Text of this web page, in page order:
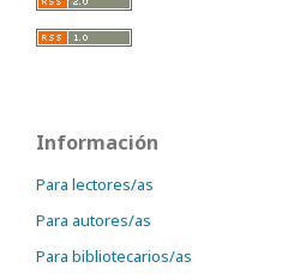
Información
Para lectores/as
Para autores/as
Para bibliotecarios/as